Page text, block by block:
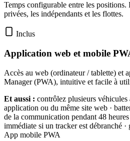
Temps configurable entre les positions.
privées, les indépendants et les flottes.
Inclus
Application web et mobile
Accès au web (ordinateur / tablette) et
Manager (PWA), intuitive et facile à
Et aussi : contrôlez plusieurs véhicules
application ou du même site web ·
de la communication pendant 48
immédiate si un tracker est débranché ·
App mobile PWA